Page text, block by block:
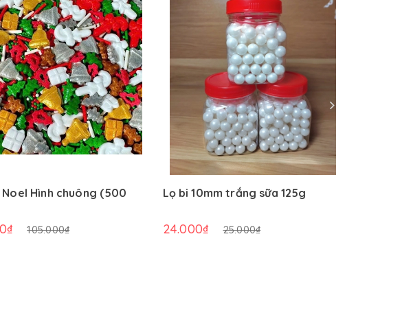
Noel Hình chuông (500
105.000₫
Lọ bi 10mm trắng sữa 125g
24.000₫ 25.000₫